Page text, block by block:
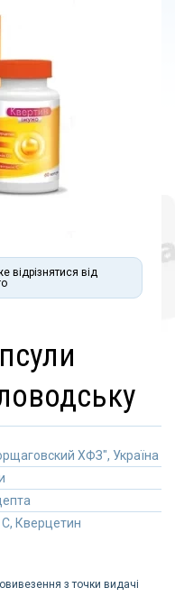
відрізнятися від
ХФЗ", Україна
С, Кверцетин
з точки видачі